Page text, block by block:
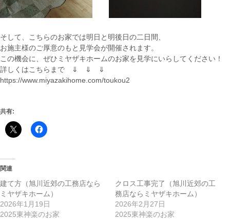
そして、こちらのお家では明日と明後日の二日間、
お施主様のご厚意のもと見学会が開催されます。
この機会に、ぜひミヤザキホームのお家を見学にいらしてください！
詳しくはこちらまで ⇓ ⇓ ⇓
https://www.miyazakihome.com/toukou2
共有:
関連
建て方（旭川近郊の工務店なら
ミヤザキホーム）
2026年1月19日
2025東神楽のお家
クロス工事完了（旭川近郊の工
務店ならミヤザキホーム）
2026年2月27日
2025東神楽のお家